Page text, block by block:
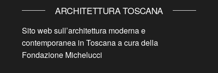
ARCHITETTURA TOSCANA
Sito web sull’architettura moderna e
contemporanea in Toscana a cura della
Fondazione Michelucci